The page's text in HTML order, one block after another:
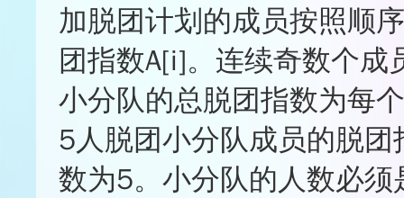
★★☆☆☆
★☆☆☆☆
0%
0%
★★ ★ ★☆
加脱团计划的成员按照顺
团指数A[i]。连续奇数个
小分队的总脱团指数为每
5人脱团小分队成员的脱
数为5。小分队的人数必